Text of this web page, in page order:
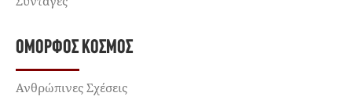
ΌΜΟΡΦΟΣ ΚΌΣΜΟΣ
Ανθρώπινες Σχέσεις